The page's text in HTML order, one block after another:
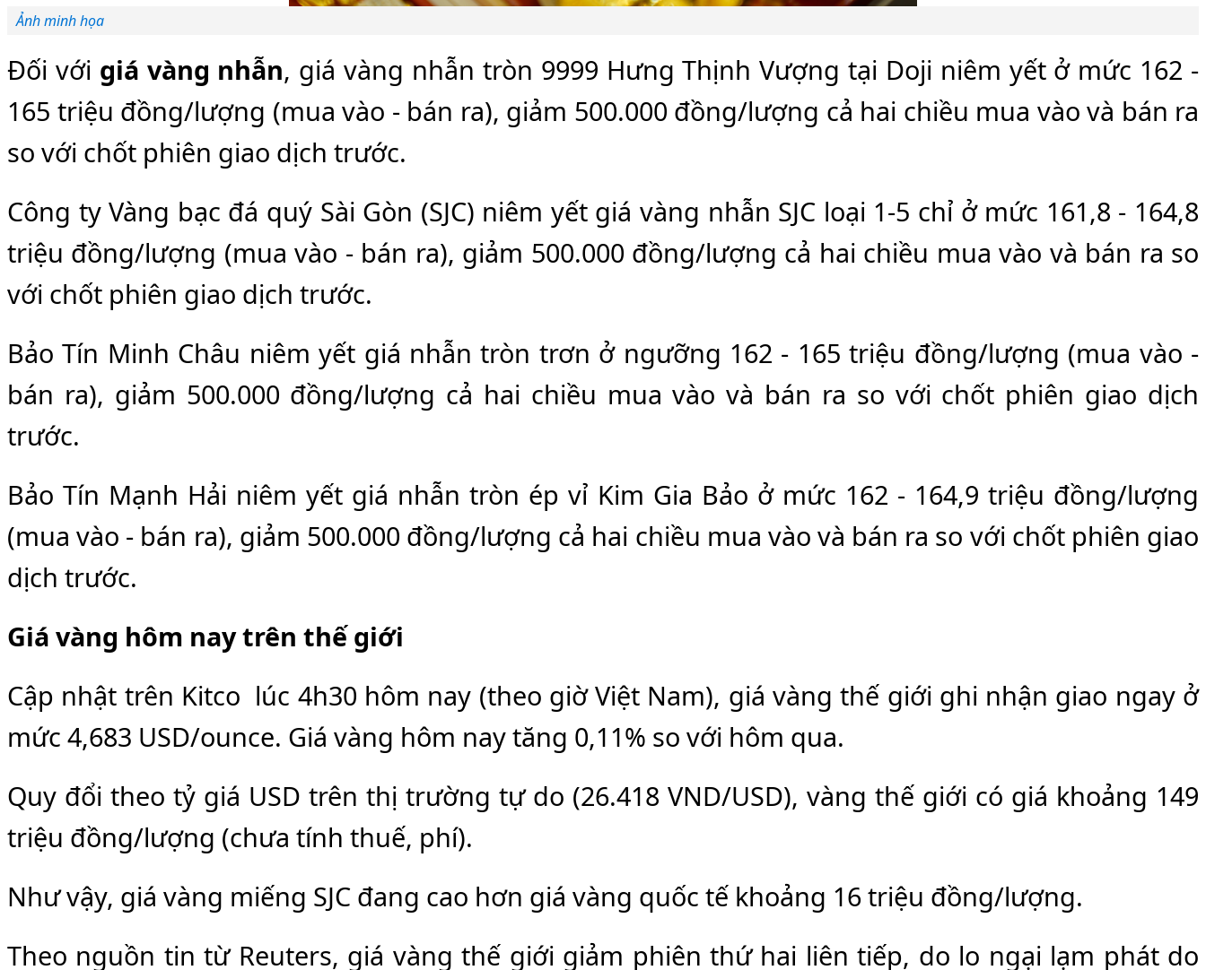
Ảnh minh họa
Đối với giá vàng nhẫn, giá vàng nhẫn tròn 9999 Hưng Thịnh Vượng tại Doji niêm yết ở mức 162 -
165 triệu đồng/lượng (mua vào - bán ra), giảm 500.000 đồng/lượng cả hai chiều mua vào và bán ra
so với chốt phiên giao dịch trước.
Công ty Vàng bạc đá quý Sài Gòn (SJC) niêm yết giá vàng nhẫn SJC loại 1-5 chỉ ở mức 161,8 - 164,8
triệu đồng/lượng (mua vào - bán ra), giảm 500.000 đồng/lượng cả hai chiều mua vào và bán ra so
với chốt phiên giao dịch trước.
Bảo Tín Minh Châu niêm yết giá nhẫn tròn trơn ở ngưỡng 162 - 165 triệu đồng/lượng (mua vào -
bán ra), giảm 500.000 đồng/lượng cả hai chiều mua vào và bán ra so với chốt phiên giao dịch
trước.
Bảo Tín Mạnh Hải niêm yết giá nhẫn tròn ép vỉ Kim Gia Bảo ở mức 162 - 164,9 triệu đồng/lượng
(mua vào - bán ra), giảm 500.000 đồng/lượng cả hai chiều mua vào và bán ra so với chốt phiên giao
dịch trước.
Giá vàng hôm nay trên thế giới
Cập nhật trên Kitco lúc 4h30 hôm nay (theo giờ Việt Nam), giá vàng thế giới ghi nhận giao ngay ở
mức 4,683 USD/ounce. Giá vàng hôm nay tăng 0,11% so với hôm qua.
Quy đổi theo tỷ giá USD trên thị trường tự do (26.418 VND/USD), vàng thế giới có giá khoảng 149
triệu đồng/lượng (chưa tính thuế, phí).
Như vậy, giá vàng miếng SJC đang cao hơn giá vàng quốc tế khoảng 16 triệu đồng/lượng.
Theo nguồn tin từ Reuters, giá vàng thế giới giảm phiên thứ hai liên tiếp, do lo ngại lạm phát do